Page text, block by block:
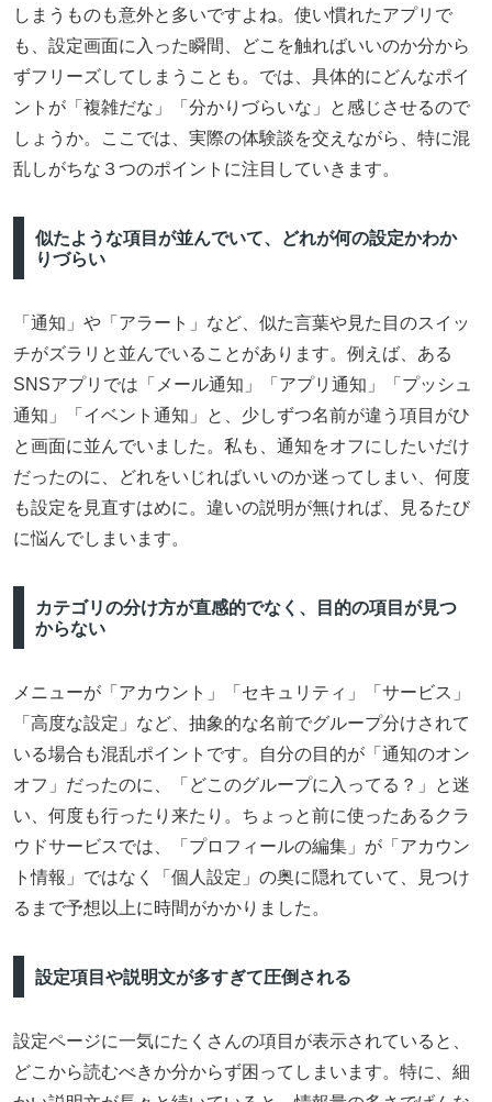
しまうものも意外と多いですよね。使い慣れたアプリで
も、設定画面に入った瞬間、どこを触ればいいのか分から
ずフリーズしてしまうことも。では、具体的にどんなポイ
ントが「複雑だな」「分かりづらいな」と感じさせるので
しょうか。ここでは、実際の体験談を交えながら、特に混
乱しがちな３つのポイントに注目していきます。
似たような項目が並んでいて、どれが何の設定かわか
りづらい
「通知」や「アラート」など、似た言葉や見た目のスイッ
チがズラリと並んでいることがあります。例えば、ある
SNSアプリでは「メール通知」「アプリ通知」「プッシュ
通知」「イベント通知」と、少しずつ名前が違う項目がひ
と画面に並んでいました。私も、通知をオフにしたいだけ
だったのに、どれをいじればいいのか迷ってしまい、何度
も設定を見直すはめに。違いの説明が無ければ、見るたび
に悩んでしまいます。
カテゴリの分け方が直感的でなく、目的の項目が見つ
からない
メニューが「アカウント」「セキュリティ」「サービス」
「高度な設定」など、抽象的な名前でグループ分けされて
いる場合も混乱ポイントです。自分の目的が「通知のオン
オフ」だったのに、「どこのグループに入ってる？」と迷
い、何度も行ったり来たり。ちょっと前に使ったあるクラ
ウドサービスでは、「プロフィールの編集」が「アカウン
ト情報」ではなく「個人設定」の奥に隠れていて、見つけ
るまで予想以上に時間がかかりました。
設定項目や説明文が多すぎて圧倒される
設定ページに一気にたくさんの項目が表示されていると、
どこから読むべきか分からず困ってしまいます。特に、細